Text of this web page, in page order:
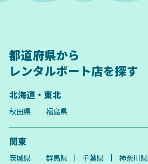
都道府県から
レンタルボート店を探す
北海道・東北
秋田県 福島県
関東
茨城県 群馬県 千葉県 神奈川県